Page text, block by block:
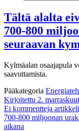
Tältä alalta
700-800
seuraavan
Kylmäalan osaajapula
saavuttamista.
Pääkategoria
Kirjoitettu 2.
Ei kommentteja
700-800 miljoonan
aikana